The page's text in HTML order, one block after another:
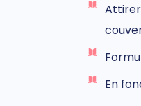
En